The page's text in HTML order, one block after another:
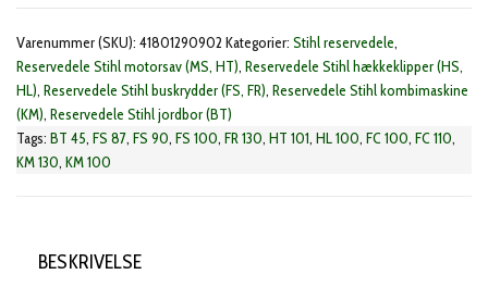
129
0902)
antal
Varenummer (SKU): 41801290902 Kategorier: Stihl reservedele,
Reservedele Stihl motorsav (MS, HT), Reservedele Stihl hækkeklipper (HS,
HL), Reservedele Stihl buskrydder (FS, FR), Reservedele Stihl kombimaskine
(KM), Reservedele Stihl jordbor (BT)
Tags: BT 45, FS 87, FS 90, FS 100, FR 130, HT 101, HL 100, FC 100, FC 110,
KM 130, KM 100
BESKRIVELSE